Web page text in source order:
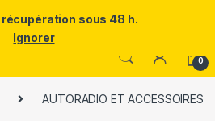
Galaxy S25 Ultra à prix réduit.
0
AUTORADIO ET ACCESSOIRES
récupération sous 48 h.
Ignorer